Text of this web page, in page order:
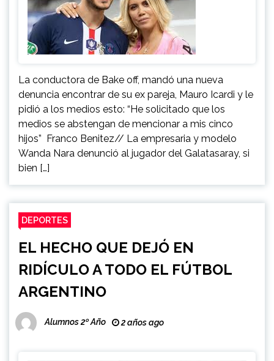
La conductora de Bake off, mandó una nueva
denuncia encontrar de su ex pareja, Mauro Icardi y le
pidió a los medios esto: “He solicitado que los
medios se abstengan de mencionar a mis cinco
hijos” Franco Benitez// La empresaria y modelo
Wanda Nara denunció al jugador del Galatasaray, si
bien […]
DEPORTES
EL HECHO QUE DEJÓ EN
RIDÍCULO A TODO EL FÚTBOL
ARGENTINO
Alumnos 2º Año 2 años ago